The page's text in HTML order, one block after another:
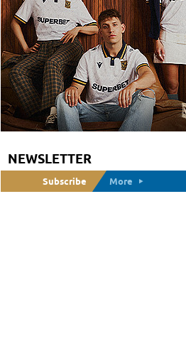
NEWSLETTER
Subscribe More